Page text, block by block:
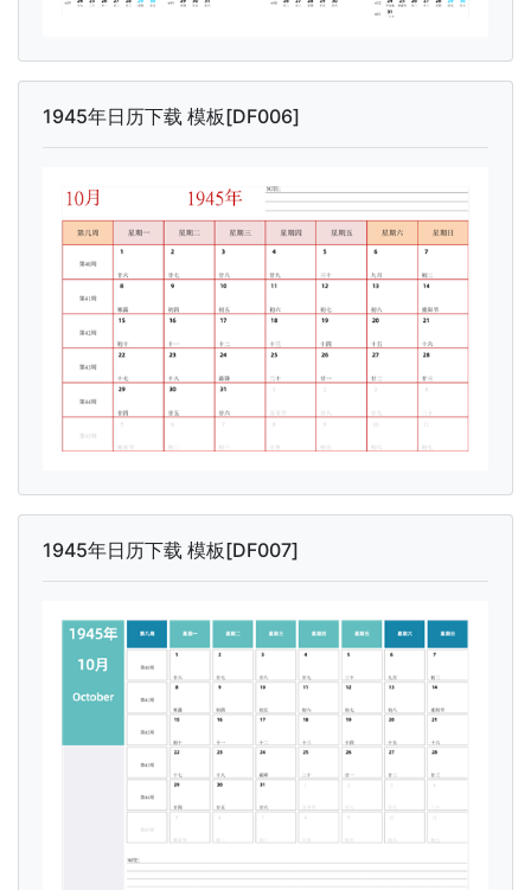
1945年日历下载 模板[DF006]
1945年日历下载 模板[DF007]